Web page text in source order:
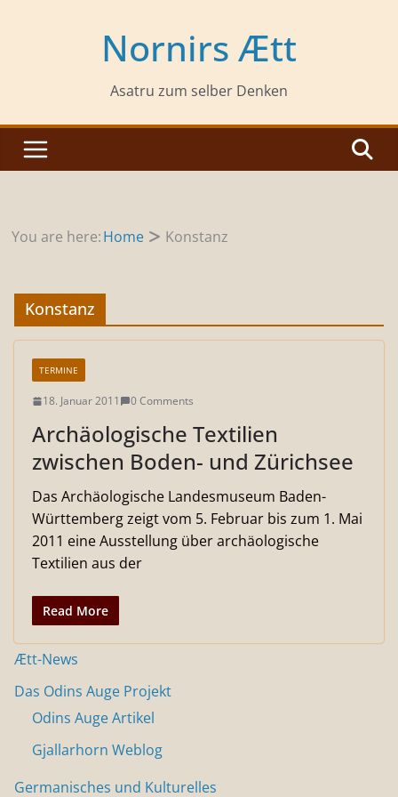
Nornirs Ætt
Asatru zum selber Denken
You are here:Home Konstanz
Konstanz
TERMINE
18. Januar 2011 0 Comments
Archäologische Textilien
zwischen Boden- und Zürichsee
Das Archäologische Landesmuseum Baden-
Württemberg zeigt vom 5. Februar bis zum 1. Mai
2011 eine Ausstellung über archäologische
Textilien aus der
Read More
Ætt-News
Das Odins Auge Projekt
Odins Auge Artikel
Gjallarhorn Weblog
Germanisches und Kulturelles